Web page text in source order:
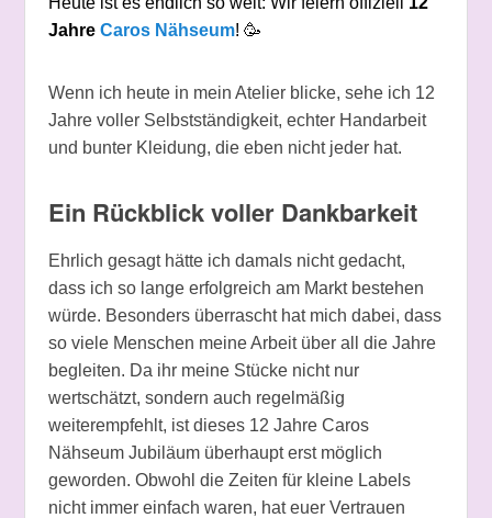
Jahre Caros Nähseum! 🥳
Wenn ich heute in mein Atelier blicke, sehe ich 12
Jahre voller Selbstständigkeit, echter Handarbeit
und bunter Kleidung, die eben nicht jeder hat.
Ein Rückblick voller Dankbarkeit
Ehrlich gesagt hätte ich damals nicht gedacht,
dass ich so lange erfolgreich am Markt bestehen
würde. Besonders überrascht hat mich dabei, dass
so viele Menschen meine Arbeit über all die Jahre
begleiten. Da ihr meine Stücke nicht nur
wertschätzt, sondern auch regelmäßig
weiterempfehlt, ist dieses 12 Jahre Caros
Nähseum Jubiläum überhaupt erst möglich
geworden. Obwohl die Zeiten für kleine Labels
nicht immer einfach waren, hat euer Vertrauen